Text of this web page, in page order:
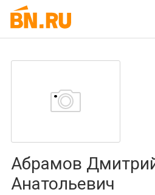
Абрамов
Анатольевич